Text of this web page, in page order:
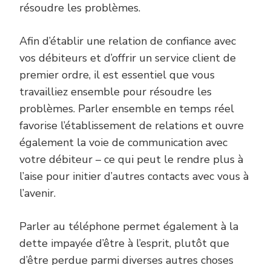
résoudre les problèmes.
Afin d’établir une relation de confiance avec
vos débiteurs et d’offrir un service client de
premier ordre, il est essentiel que vous
travailliez ensemble pour résoudre les
problèmes. Parler ensemble en temps réel
favorise l’établissement de relations et ouvre
également la voie de communication avec
votre débiteur – ce qui peut le rendre plus à
l’aise pour initier d’autres contacts avec vous à
l’avenir.
Parler au téléphone permet également à la
dette impayée d’être à l’esprit, plutôt que
d’être perdue parmi diverses autres choses